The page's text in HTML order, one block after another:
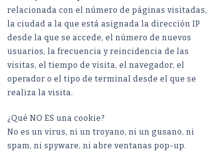
relacionada con el número de páginas visitadas,
la ciudad a la que está asignada la dirección IP
desde la que se accede, el número de nuevos
usuarios, la frecuencia y reincidencia de las
visitas, el tiempo de visita, el navegador, el
operador o el tipo de terminal desde el que se
realiza la visita.
¿Qué NO ES una cookie?
No es un virus, ni un troyano, ni un gusano, ni
spam, ni spyware, ni abre ventanas pop-up.